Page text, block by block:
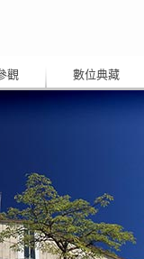
觀 數位典藏